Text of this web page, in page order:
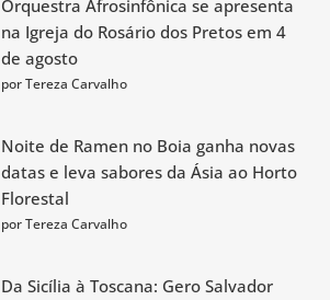
Orquestra Afrosinfônica se apresenta
na Igreja do Rosário dos Pretos em 4
de agosto
por Tereza Carvalho
Noite de Ramen no Boia ganha novas
datas e leva sabores da Ásia ao Horto
Florestal
por Tereza Carvalho
Da Sicília à Toscana: Gero Salvador